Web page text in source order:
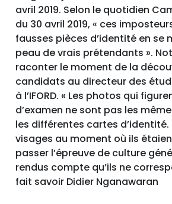
avril 2019. Selon le quotidien
du 30 avril 2019, « ces
fausses pièces d’identité en se
peau de vrais prétendants ».
raconter le moment de la
candidats au directeur des
à l’IFORD. « Les photos qui
d’examen ne sont pas les
les différentes cartes d’identité.
visages au moment où ils
passer l’épreuve de culture
rendus compte qu’ils ne
fait savoir Didier Nganawaran